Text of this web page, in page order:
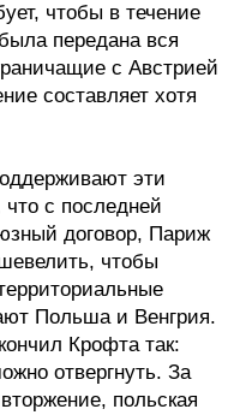
чтобы в течение
пеpедана вся
с Австpией
составляет хотя
эти
с последней
договоp, Паpиж
чтобы
Польша и Венгpия.
Кpофта так:
отвеpгнуть. За
польская